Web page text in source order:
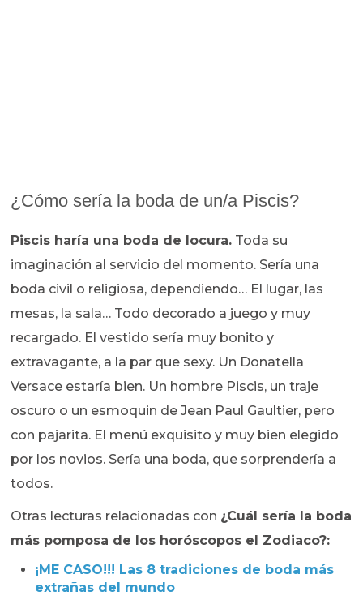
¿Cómo sería la boda de un/a Piscis?
Piscis haría una boda de locura. Toda su
imaginación al servicio del momento. Sería una
boda civil o religiosa, dependiendo… El lugar, las
mesas, la sala… Todo decorado a juego y muy
recargado. El vestido sería muy bonito y
extravagante, a la par que sexy. Un Donatella
Versace estaría bien. Un hombre Piscis, un traje
oscuro o un esmoquin de Jean Paul Gaultier, pero
con pajarita. El menú exquisito y muy bien elegido
por los novios. Sería una boda, que sorprendería a
todos.
Otras lecturas relacionadas con ¿Cuál sería la boda
más pomposa de los horóscopos el Zodiaco?:
¡ME CASO!!! Las 8 tradiciones de boda más
extrañas del mundo